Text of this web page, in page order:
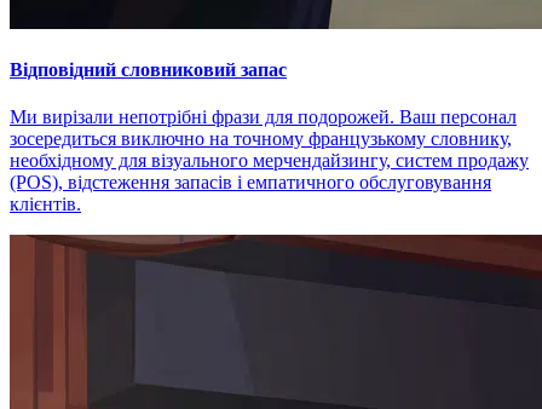
Відповідний словниковий запас
Ми вирізали непотрібні фрази для подорожей. Ваш персонал
зосередиться виключно на точному французькому словнику,
необхідному для візуального мерчендайзингу, систем продажу
(POS), відстеження запасів і емпатичного обслуговування
клієнтів.